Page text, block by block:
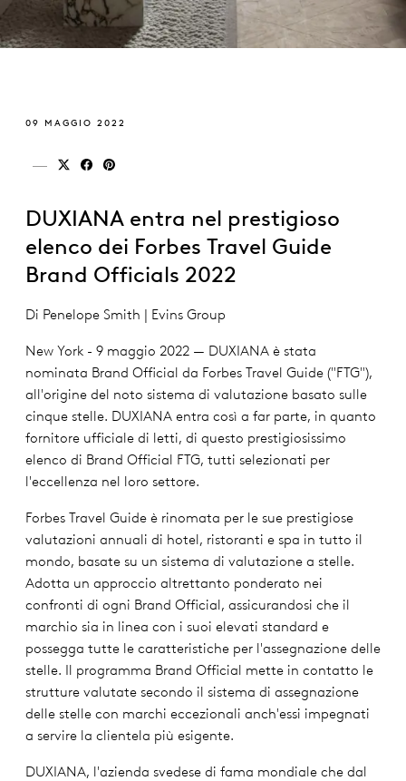
09 MAGGIO 2022
Condividi su x (twitter)
Condividi su facebook
Condividi su pinterest
DUXIANA entra nel prestigioso
elenco dei Forbes Travel Guide
Brand Officials 2022
Di Penelope Smith | Evins Group
New York - 9 maggio 2022 — DUXIANA è stata
nominata Brand Official da Forbes Travel Guide ("FTG"),
all'origine del noto sistema di valutazione basato sulle
cinque stelle. DUXIANA entra così a far parte, in quanto
fornitore ufficiale di letti, di questo prestigiosissimo
elenco di Brand Official FTG, tutti selezionati per
l'eccellenza nel loro settore.
Forbes Travel Guide è rinomata per le sue prestigiose
valutazioni annuali di hotel, ristoranti e spa in tutto il
mondo, basate su un sistema di valutazione a stelle.
Adotta un approccio altrettanto ponderato nei
confronti di ogni Brand Official, assicurandosi che il
marchio sia in linea con i suoi elevati standard e
possegga tutte le caratteristiche per l'assegnazione delle
stelle. Il programma Brand Official mette in contatto le
strutture valutate secondo il sistema di assegnazione
delle stelle con marchi eccezionali anch'essi impegnati
a servire la clientela più esigente.
DUXIANA, l'azienda svedese di fama mondiale che dal